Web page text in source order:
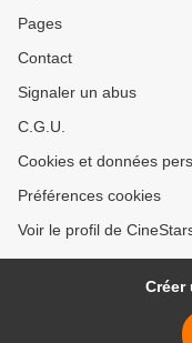
Pages
Contact
Signaler un abus
C.G.U.
Cookies et données
Préférences cookies
Voir le profil de
Créer